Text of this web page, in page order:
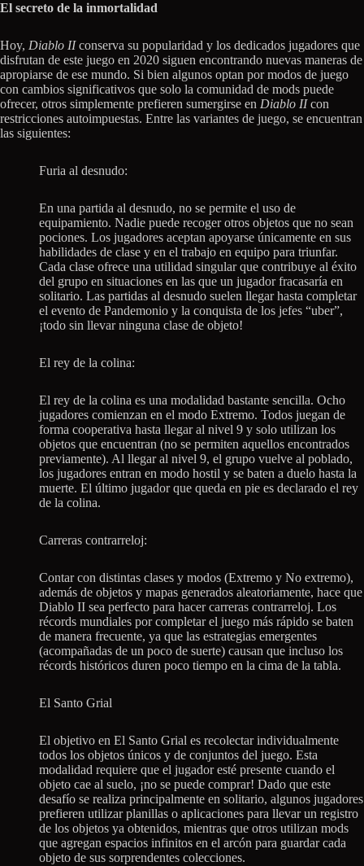
El secreto de la inmortalidad
Hoy, Diablo IIconserva su popularidad y los dedicados jugadores que
disfrutan de este juego en 2020 siguen encontrando nuevas maneras de
apropiarse de ese mundo. Si bien algunos optan por modos de juego
con cambios significativos que solo la comunidad de mods puede
ofrecer, otros simplemente prefieren sumergirse en Diablo IIcon
restricciones autoimpuestas. Entre las variantes de juego, se encuentran
las siguientes:
Furia al desnudo:
En una partida al desnudo, no se permite el uso de
equipamiento. Nadie puede recoger otros objetos que no sean
pociones. Los jugadores aceptan apoyarse únicamente en sus
habilidades de clase y en el trabajo en equipo para triunfar.
Cada clase ofrece una utilidad singular que contribuye al éxito
del grupo en situaciones en las que un jugador fracasaría en
solitario. Las partidas al desnudo suelen llegar hasta completar
el evento de Pandemonio y la conquista de los jefes “uber”,
¡todo sin llevar ninguna clase de objeto!
El rey de la colina:
El rey de la colina es una modalidad bastante sencilla. Ocho
jugadores comienzan en el modo Extremo. Todos juegan de
forma cooperativa hasta llegar al nivel 9 y solo utilizan los
objetos que encuentran (no se permiten aquellos encontrados
previamente). Al llegar al nivel 9, el grupo vuelve al poblado,
los jugadores entran en modo hostil y se baten a duelo hasta la
muerte. El último jugador que queda en pie es declarado el rey
de la colina.
Carreras contrarreloj:
Contar con distintas clases y modos (Extremo y No extremo),
además de objetos y mapas generados aleatoriamente, hace que
Diablo II sea perfecto para hacer carreras contrarreloj. Los
récords mundiales por completar el juego más rápido se baten
de manera frecuente, ya que las estrategias emergentes
(acompañadas de un poco de suerte) causan que incluso los
récords históricos duren poco tiempo en la cima de la tabla.
El Santo Grial
El objetivo en El Santo Grial es recolectar individualmente
todos los objetos únicos y de conjuntos del juego. Esta
modalidad requiere que el jugador esté presente cuando el
objeto cae al suelo, ¡no se puede comprar! Dado que este
desafío se realiza principalmente en solitario, algunos jugadores
prefieren utilizar planillas o aplicaciones para llevar un registro
de los objetos ya obtenidos, mientras que otros utilizan mods
que agregan espacios infinitos en el arcón para guardar cada
objeto de sus sorprendentes colecciones.